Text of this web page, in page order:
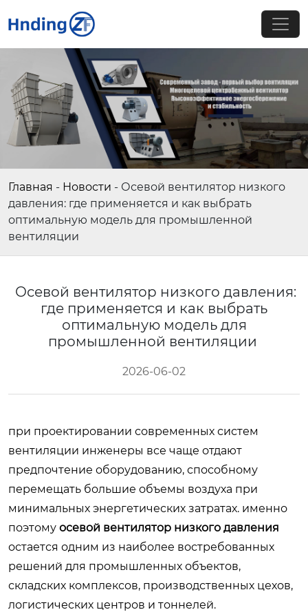
Главная - Новости - Осевой вентилятор низкого
давления: где применяется и как выбрать
оптимальную модель для промышленной
вентиляции
Осевой вентилятор низкого давления:
где применяется и как выбрать
оптимальную модель для
промышленной вентиляции
2026-06-02
при проектировании современных систем
вентиляции инженеры все чаще отдают
предпочтение оборудованию, способному
перемещать большие объемы воздуха при
минимальных энергетических затратах. именно
поэтому осевой вентилятор низкого давления
остается одним из наиболее востребованных
решений для промышленных объектов,
складских комплексов, производственных цехов,
логистических центров и тоннелей.